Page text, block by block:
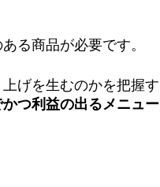
る商品が必要です。
げを生むのかを把握す
つ利益の出るメニュー